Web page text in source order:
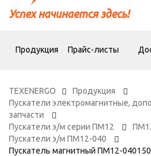
Успех начинается здесь!
Продукция Прайс-листы
TEXENERGO
Продукция
Пускатели электромагнитные,
запчасти
Пускатели э/м серии ПМ12
Пускатели э/м ПМ12-040
Пускатель магнитный ПМ12-